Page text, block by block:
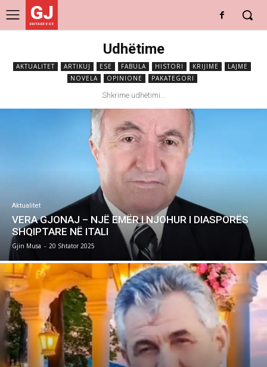
GJ
DRITARE E RE
Udhëtime
AKTUALITET ARTIKUJ ESE FABULA HISTORI KRIJIME
LAJME
NOVELA
OPINIONE PAKATEGORI
Shkrime udhëtimi…
Aktualitet
VERA GJONAJ – NJË EMËR I NJOHUR I DIASPORËS
SHQIPTARE NË ITALI
Gjin Musa - 20 Shtator 2025